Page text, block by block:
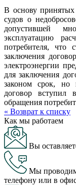
В основу
судов о
допустившей
эксплуатацию
потребителя, что
заключения
электроэнергии
для заключения
законом срок, но
договор вступил
обращения
« Возврат к списку
Как мы работаем
Вы
Мы
телефону или в